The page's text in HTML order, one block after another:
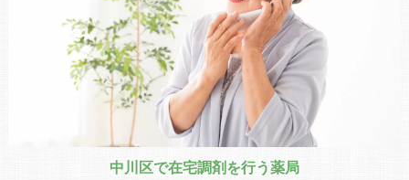
中川区で在宅調剤を行う薬局